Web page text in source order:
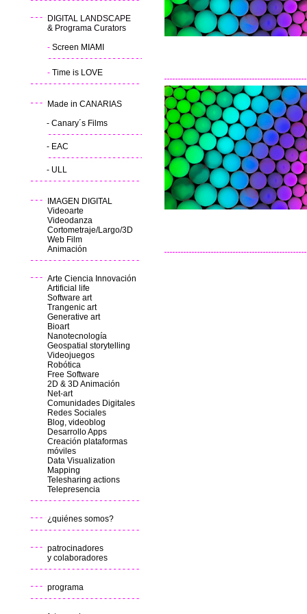
DIGITAL LANDSCAPE
& Programa Curators
- Screen MIAMI
- Time is LOVE
Made in CANARIAS
- Canary´s Films
- EAC
- ULL
IMAGEN DIGITAL
Videoarte
Videodanza
Cortometraje/Largo/3D
Web Film
Animación
Arte Ciencia Innovación
Artificial life
Software art
Trangenic art
Generative art
Bioart
Nanotecnología
Geospatial storytelling
Videojuegos
Robótica
Free Software
2D & 3D Animación
Net-art
Comunidades Digitales
Redes Sociales
Blog, videoblog
Desarrollo Apps
Creación plataformas
móviles
Data Visualization
Mapping
Telesharing actions
Telepresencia
¿quiénes somos?
patrocinadores
y colaboradores
programa